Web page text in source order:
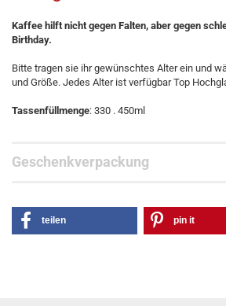
Kaffee hilft nicht gegen Falten, aber gegen
Birthday.
Bitte tragen sie ihr gewünschtes Alter ein und
und Größe. Jedes Alter ist verfügbar Top
Tassenfüllmenge: 330 . 450ml
Geschenkverpackung
teilen pin it